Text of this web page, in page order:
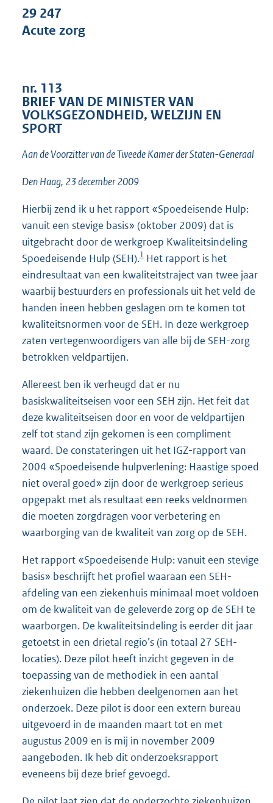
t
t
e
9
29 247
Acute zorg
nr. 113
BRIEF VAN DE MINISTER VAN
VOLKSGEZONDHEID, WELZIJN EN
SPORT
Aan de Voorzitter van de Tweede Kamer der Staten-Generaal
Den Haag, 23 december 2009
Hierbij zend ik u het rapport «Spoedeisende Hulp:
vanuit een stevige basis» (oktober 2009) dat is
uitgebracht door de werkgroep Kwaliteitsindeling
Spoedeisende Hulp (SEH).1 Het rapport is het
eindresultaat van een kwaliteitstraject van twee jaar
waarbij bestuurders en professionals uit het veld de
handen ineen hebben geslagen om te komen tot
kwaliteitsnormen voor de SEH. In deze werkgroep
zaten vertegenwoordigers van alle bij de SEH-zorg
betrokken veldpartijen.
Allereest ben ik verheugd dat er nu
basiskwaliteitseisen voor een SEH zijn. Het feit dat
deze kwaliteitseisen door en voor de veldpartijen
zelf tot stand zijn gekomen is een compliment
waard. De constateringen uit het IGZ-rapport van
2004 «Spoedeisende hulpverlening: Haastige spoed
niet overal goed» zijn door de werkgroep serieus
opgepakt met als resultaat een reeks veldnormen
die moeten zorgdragen voor verbetering en
waarborging van de kwaliteit van zorg op de SEH.
Het rapport «Spoedeisende Hulp: vanuit een stevige
basis» beschrijft het profiel waaraan een SEH-
afdeling van een ziekenhuis minimaal moet voldoen
om de kwaliteit van de geleverde zorg op de SEH te
waarborgen. De kwaliteitsindeling is eerder dit jaar
getoetst in een drietal regio’s (in totaal 27 SEH-
locaties). Deze pilot heeft inzicht gegeven in de
toepassing van de methodiek in een aantal
ziekenhuizen die hebben deelgenomen aan het
onderzoek. Deze pilot is door een extern bureau
uitgevoerd in de maanden maart tot en met
augustus 2009 en is mij in november 2009
aangeboden. Ik heb dit onderzoeksrapport
eveneens bij deze brief gevoegd.